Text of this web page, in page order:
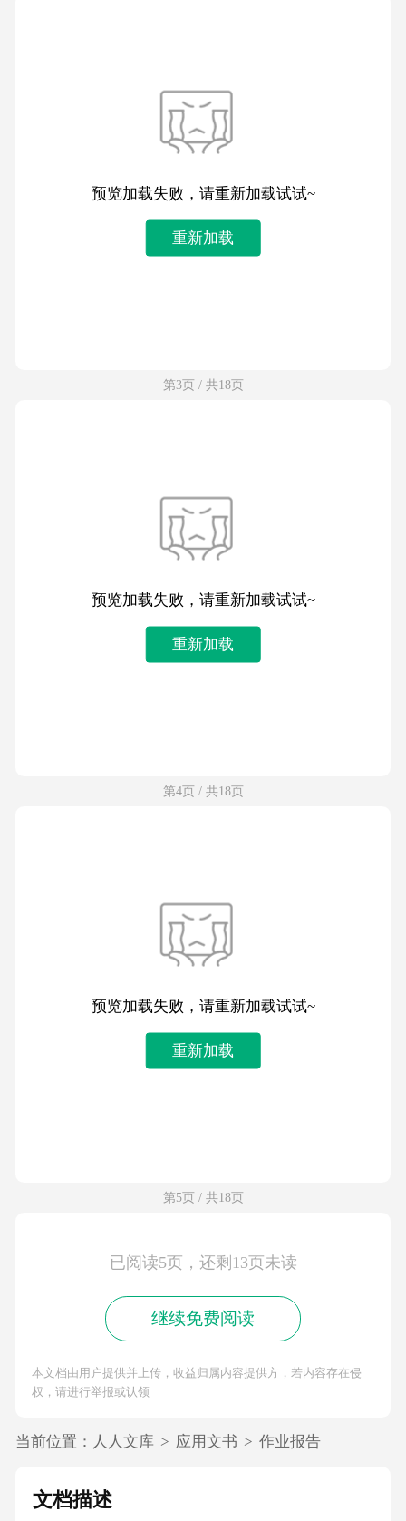
预览加载失败，请重新加载试试~
重新加载
第3页 / 共18页
预览加载失败，请重新加载试试~
重新加载
第4页 / 共18页
预览加载失败，请重新加载试试~
重新加载
第5页 / 共18页
已阅读5页，还剩13页未读
继续免费阅读
本文档由用户提供并上传，收益归属内容提供方，若内容存在侵
权，请进行举报或认领
当前位置： 人人文库 > 应用文书 > 作业报告
文档描述